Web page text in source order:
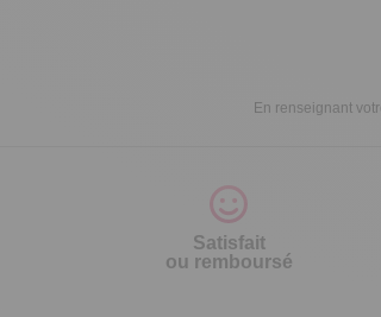
En renseignant
Satisfait
ou remboursé